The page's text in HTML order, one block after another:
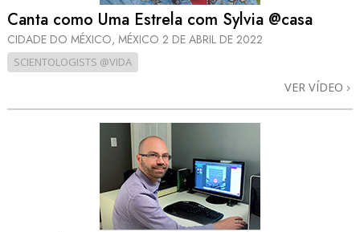
Canta como Uma Estrela com Sylvia @casa
CIDADE DO MÉXICO, MÉXICO 2 DE ABRIL DE 2022
SCIENTOLOGISTS @VIDA
VER VÍDEO